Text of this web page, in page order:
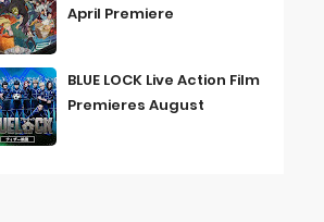
April Premiere
BLUE LOCK Live Action Film
Premieres August